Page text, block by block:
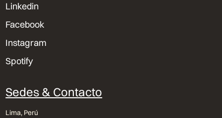
Linkedin
Facebook
Instagram
Spotify
Sedes & Contacto
Lima, Perú